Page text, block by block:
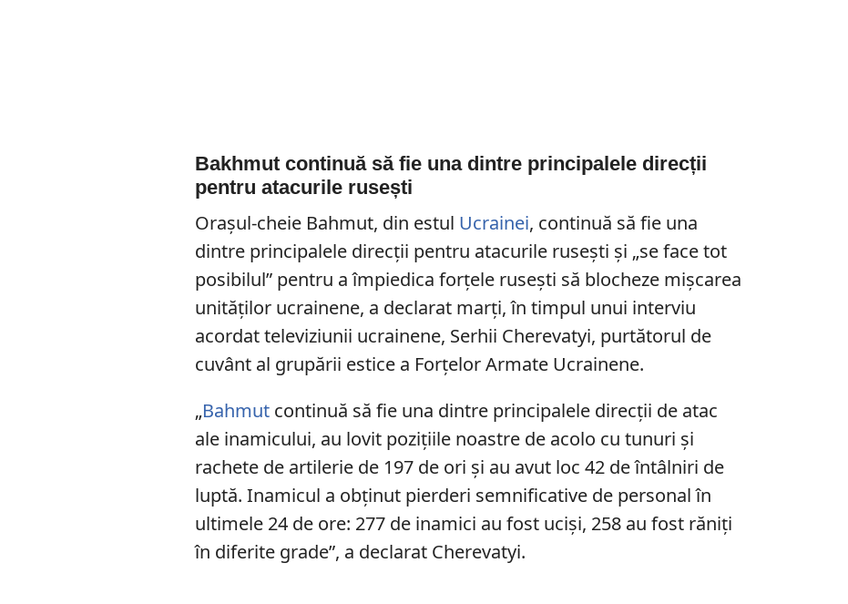
Bakhmut continuă să fie una dintre principalele direcții
pentru atacurile rusești
Orașul-cheie Bahmut, din estul Ucrainei, continuă să fie una
dintre principalele direcții pentru atacurile rusești și „se face tot
posibilul” pentru a împiedica forțele rusești să blocheze mișcarea
unităților ucrainene, a declarat marți, în timpul unui interviu
acordat televiziunii ucrainene, Serhii Cherevatyi, purtătorul de
cuvânt al grupării estice a Forțelor Armate Ucrainene.
„Bahmut continuă să fie una dintre principalele direcții de atac
ale inamicului, au lovit pozițiile noastre de acolo cu tunuri și
rachete de artilerie de 197 de ori și au avut loc 42 de întâlniri de
luptă. Inamicul a obținut pierderi semnificative de personal în
ultimele 24 de ore: 277 de inamici au fost uciși, 258 au fost răniți
în diferite grade”, a declarat Cherevatyi.